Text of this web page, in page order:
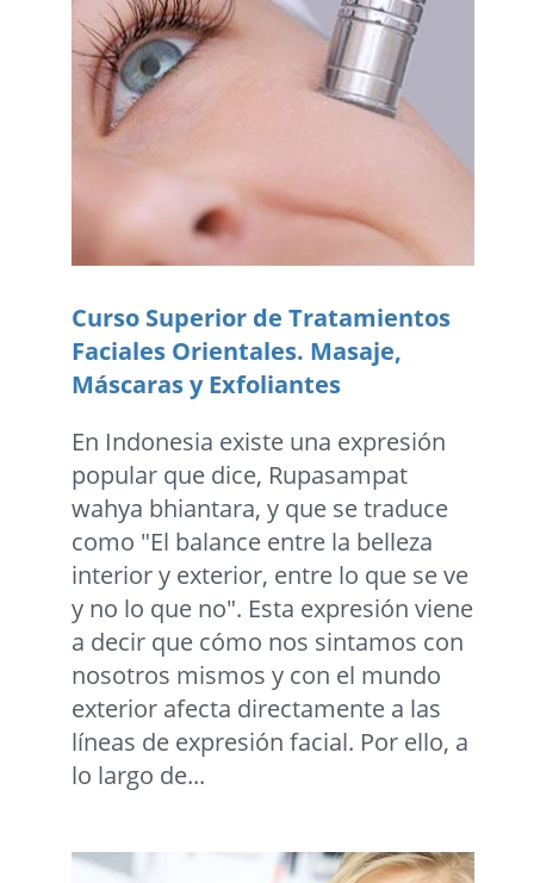
Curso Superior de Tratamientos
Faciales Orientales. Masaje,
Máscaras y Exfoliantes
En Indonesia existe una expresión
popular que dice, Rupasampat
wahya bhiantara, y que se traduce
como "El balance entre la belleza
interior y exterior, entre lo que se ve
y no lo que no". Esta expresión viene
a decir que cómo nos sintamos con
nosotros mismos y con el mundo
exterior afecta directamente a las
líneas de expresión facial. Por ello, a
lo largo de...